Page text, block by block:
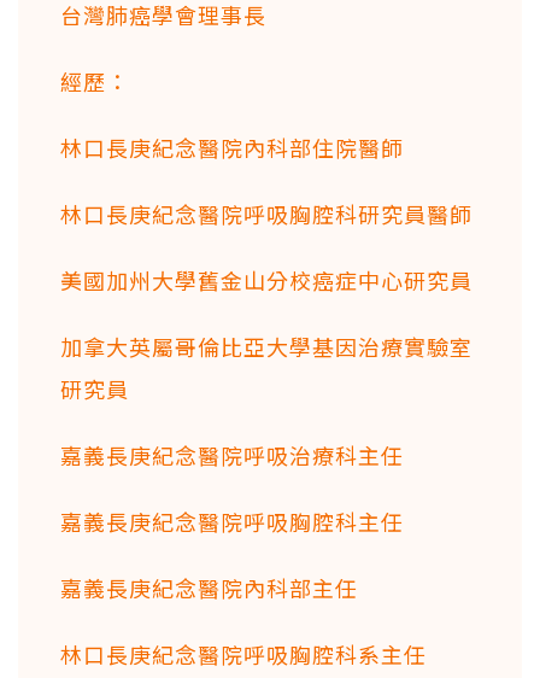
台灣肺癌學會理事長
經歷：
林口長庚紀念醫院內科部住院醫師
林口長庚紀念醫院呼吸胸腔科研究員醫師
美國加州大學舊金山分校癌症中心研究員
加拿大英屬哥倫比亞大學基因治療實驗室
研究員
嘉義長庚紀念醫院呼吸治療科主任
嘉義長庚紀念醫院呼吸胸腔科主任
嘉義長庚紀念醫院內科部主任
林口長庚紀念醫院呼吸胸腔科系主任